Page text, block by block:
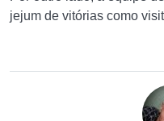
jejum de vitórias como